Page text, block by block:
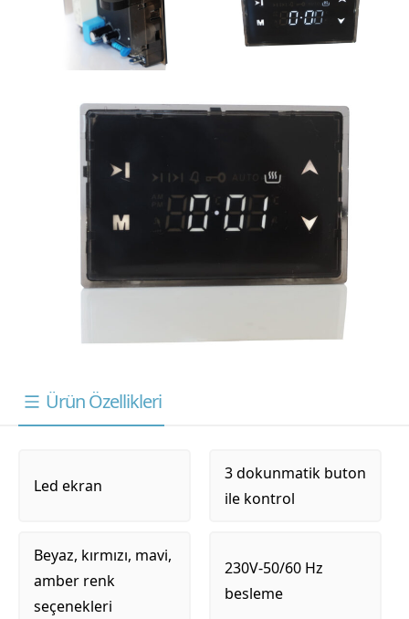
Ürün Özellikleri
Led ekran
3 dokunmatik buton
ile kontrol
Beyaz, kırmızı, mavi,
amber renk
seçenekleri
230V-50/60 Hz
besleme